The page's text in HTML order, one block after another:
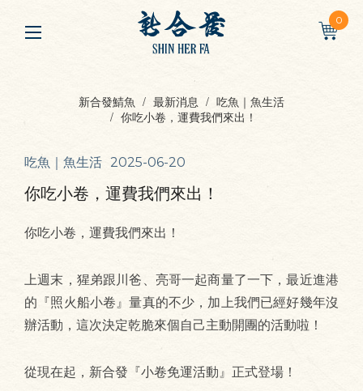
0
新合發鯖魚 最新消息
吃魚｜魚生活
你吃小卷，運費我們來出！
吃魚｜魚生活 2025-06-20
你吃小卷，運費我們來出！
你吃小卷，運費我們來出！
上週末，猩弟跟川爸、亮哥一起商量了一下，最近進港
的『照火船小卷』量真的不少，加上我們已經好幾年沒
辦活動，這次決定乾脆來個自己主動開團的活動啦！
從現在起，新合發『小卷免運活動』正式登場！